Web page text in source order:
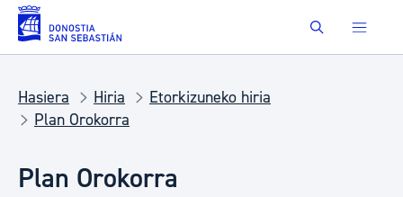
Eduki nagusira joan Buscar
Hasiera Hiria
Etorkizuneko hiria
Plan Orokorra
Plan Orokorra